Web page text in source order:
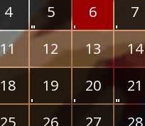
4 5 6 7
11 12 13 14
18 19 20 21
25 26 27 28